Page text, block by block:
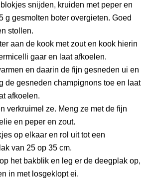
snijden, kruiden met peper en
g gesmolten boter overgieten. Goed
stollen.
aan de kook met zout en kook hierin
gaar en laat afkoelen.
en daarin de fijn gesneden ui en
de gesneden champignons toe en laat
afkoelen.
verkruimel ze. Meng ze met de fijn
en peper en zout.
op elkaar en rol uit tot een
van 25 op 35 cm.
het bakblik en leg er de deegplak op,
in met losgeklopt ei.